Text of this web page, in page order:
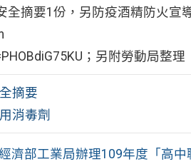
全摘要1份，另防疫酒精防火宣
；另附勞動局整
摘要
消毒劑
濟部工業局辦理109年度「高中